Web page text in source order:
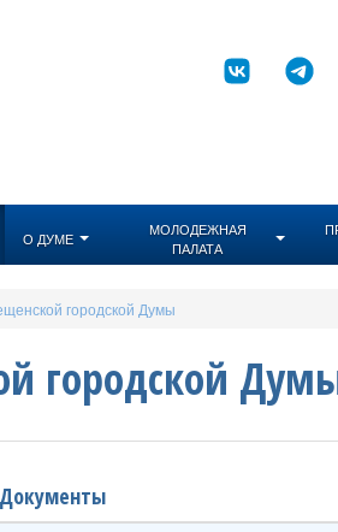
О ДУМЕ
МОЛОДЕЖНАЯ
ПАЛАТА
городской Думы
городской
Документы